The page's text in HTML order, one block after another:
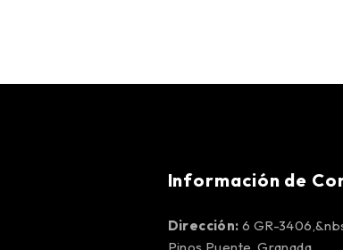
Información de
Dirección: 6 GR-